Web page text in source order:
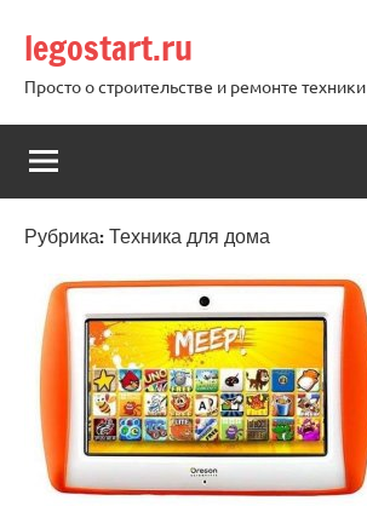
содержимому
legostart.ru
Просто о строительстве и ремонте техники
Рубрика:Техника для дома